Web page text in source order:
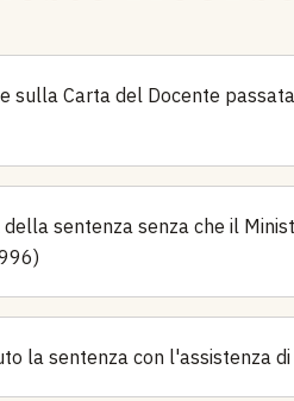
sulla Carta del Docente
sentenza senza che il
la sentenza con l'assistenza